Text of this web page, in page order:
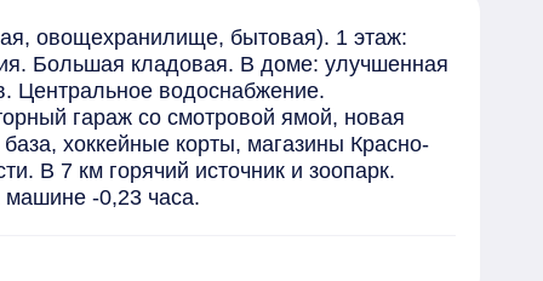
овощехранилище, бытовая). 1 этаж:
Большая кладовая. В доме: улучшенная
Центральное водоснабжение.
гараж со смотровой ямой, новая
хоккейные корты, магазины Красно-
В 7 км горячий источник и зоопарк.
машине -0,23 часа.